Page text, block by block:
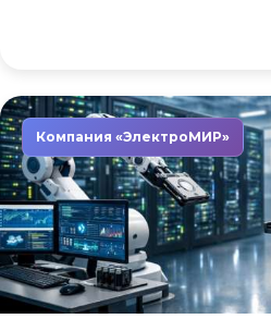
Компания «ЭлектроМИР»